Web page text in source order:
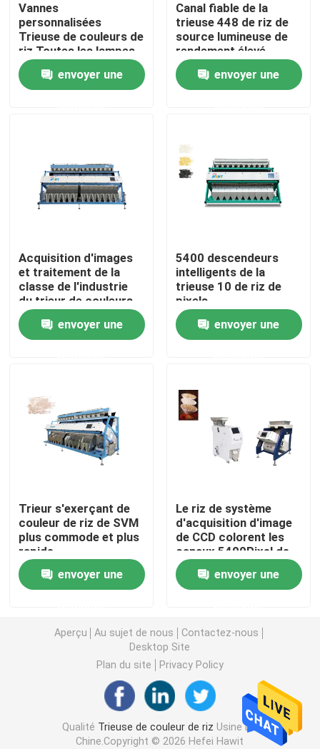
Maison
Produits
Contrôle de qualité
Nouvelles
Demandez une citation
trieuse de couleur de grain
Trieuse de couleur de blé
trieuse de couleur d'anarcadier
trieuse de couleur d'arachide
Trieuse de couleur d'épice
trieuse de couleur de sésame
Trieuse Nuts de couleur
Vannes
personnalisées
Trieuse de couleurs de
riz Toutes les lampes
à LED
envoyer une
Canal fiable de la
trieuse 448 de riz de
source lumineuse de
rendement élevé
envoyer une
Acquisition d'images
et traitement de la
classe de l'industrie
du trieur de couleurs
de riz
envoyer une
5400 descendeurs
intelligents de la
trieuse 10 de riz de
pixels
envoyer une
Trieur s'exerçant de
couleur de riz de SVM
plus commode et plus
rapide
envoyer une
Le riz de système
d'acquisition d'image
de CCD colorent les
canaux 5400Pixel de
la trieuse 64
envoyer une
Aperçu Au sujet de nous
Contactez-nous
Desktop Site
Plan du site
Privacy Policy
Qualité Trieuse de couleur de riz Usine De
Chine.Copyright © 2026 Hefei Hawit